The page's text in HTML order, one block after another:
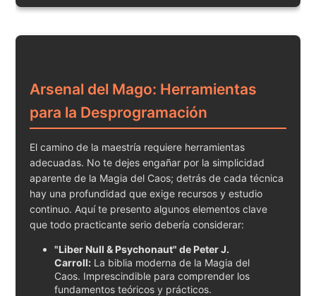
Arsenal del Mago: Herramientas
para la Desprogramación
El camino de la maestría requiere herramientas
adecuadas. No te dejes engañar por la simplicidad
aparente de la Magia del Caos; detrás de cada técnica
hay una profundidad que exige recursos y estudio
continuo. Aquí te presento algunos elementos clave
que todo practicante serio debería considerar:
"Liber Null & Psychonaut" de Peter J.
Carroll: La biblia moderna de la Magia del
Caos. Imprescindible para comprender los
fundamentos teóricos y prácticos.